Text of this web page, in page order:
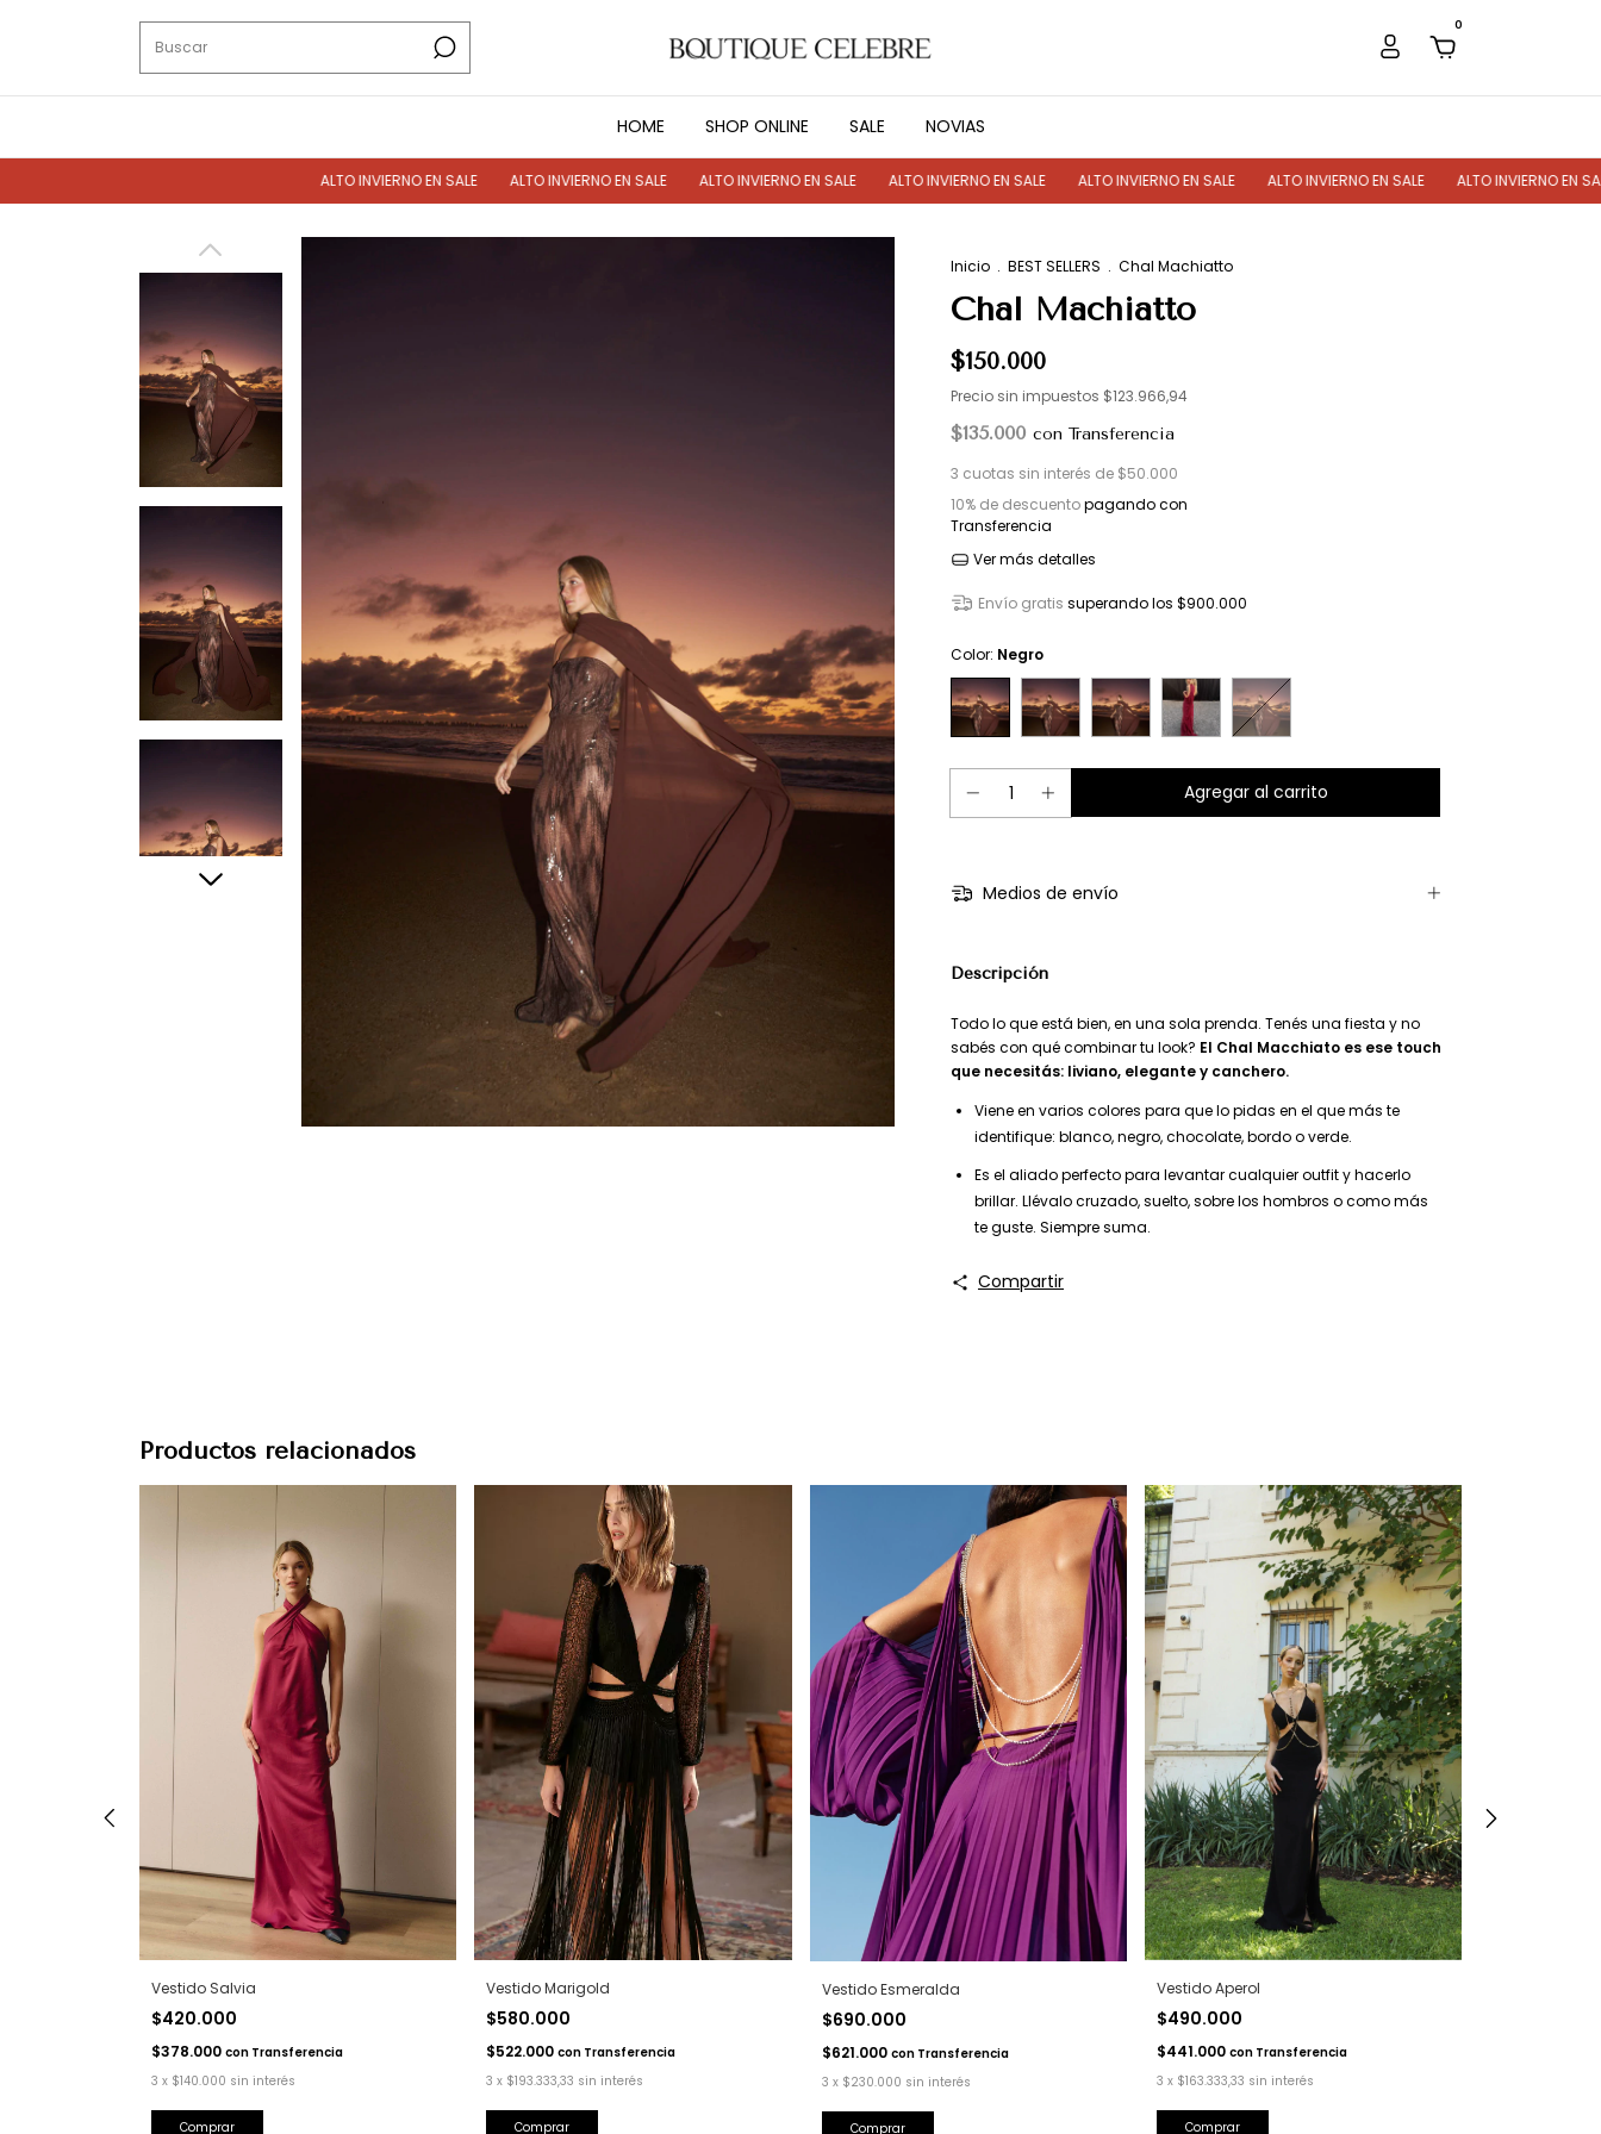
0
HOME SHOP ONLINE SALE NOVIAS
ALTO INVIERNO EN SALE ALTO INVIERNO EN SALE ALTO INVIERNO EN SALE ALTO INVIERNO EN SALE ALTO INVIERNO EN SALE ALTO INVIERNO EN SALE ALTO INVIERNO EN SALE
Inicio . BEST SELLERS . Chal Machiatto
Chal Machiatto
$150.000
Precio sin impuestos $123.966,94
$135.000 con Transferencia
3 cuotas sin interés de $50.000
10% de descuentopagando con
Transferencia
Ver más detalles
Envío gratis superando los $900.000
Color: Negro
Medios de envío
Descripción
Todo lo que está bien, en una sola prenda. Tenés una fiesta y no
sabés con qué combinar tu look? El Chal Macchiato es ese touch
que necesitás: liviano, elegante y canchero.
Viene en varios colores para que lo pidas en el que más te
identifique: blanco, negro, chocolate, bordo o verde.
Es el aliado perfecto para levantar cualquier outfit y hacerlo
brillar. Llévalo cruzado, suelto, sobre los hombros o como más
te guste. Siempre suma.
Compartir
Productos relacionados
Vestido Salvia
$420.000
$378.000 con Transferencia
3 x $140.000 sin interés
Comprar
Vestido Marigold
$580.000
$522.000con Transferencia
3 x $193.333,33 sin interés
Comprar
Vestido Esmeralda
$690.000
$621.000 con Transferencia
3 x $230.000 sin interés
Comprar
Vestido Aperol
$490.000
$441.000 con Transferencia
3 x $163.333,33 sin interés
Comprar